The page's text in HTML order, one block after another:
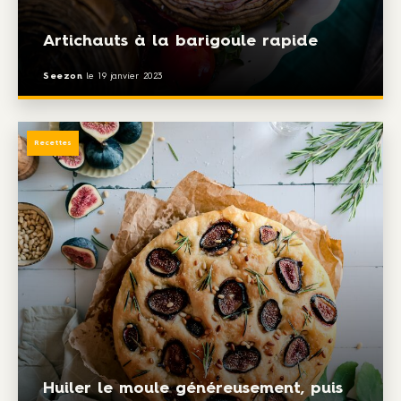
Artichauts à la barigoule rapide
Seezon le 19 janvier 2023
Huiler le moule généreusement, puis
Recettes